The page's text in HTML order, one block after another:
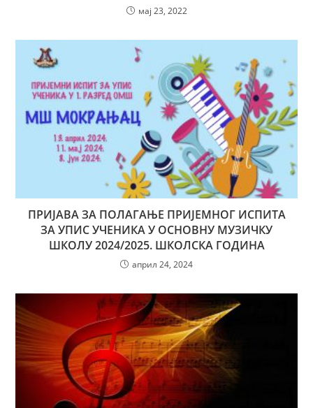
мај 23, 2022
ПРИЈАВА ЗА ПОЛАГАЊЕ ПРИЈЕМНОГ ИСПИТА
ЗА УПИС УЧЕНИКА У ОСНОВНУ МУЗИЧКУ
ШКОЛУ 2024/2025. ШКОЛСКА ГОДИНА
април 24, 2024